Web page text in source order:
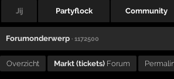
Jij Partyflock Community
Forumonderwerp · 1172500
Overzicht Markt (tickets) Forum